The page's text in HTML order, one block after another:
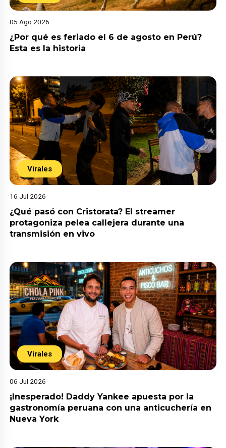
05 Ago 2026
¿Por qué es feriado el 6 de agosto en Perú?
Esta es la historia
Virales
16 Jul 2026
¿Qué pasó con Cristorata? El streamer
protagoniza pelea callejera durante una
transmisión en vivo
Virales
06 Jul 2026
¡Inesperado! Daddy Yankee apuesta por la
gastronomía peruana con una anticuchería en
Nueva York